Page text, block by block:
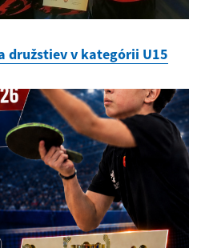
družstiev v kategórii U15